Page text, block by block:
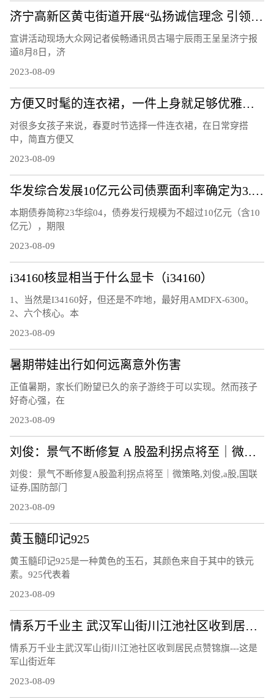
济宁高新区黄屯街道开展“弘扬诚信理念 引领文明风尚”主题宣讲活动
宣讲活动现场大众网记者侯畅通讯员古瑒宁辰雨王呈呈济宁报
道8月8日，济
2023-08-09
方便又时髦的连衣裙，一件上身就足够优雅，轻松穿出衣品
对很多女孩子来说，春夏时节选择一件连衣裙，在日常穿搭
中，简直方便又
2023-08-09
华发综合发展10亿元公司债票面利率确定为3.37%
本期债券简称23华综04，债券发行规模为不超过10亿元（含10
亿元），期限
2023-08-09
i34160核显相当于什么显卡（i34160）
1、当然是I34160好，但还是不咋地，最好用AMDFX-6300。
2、六个核心。本
2023-08-09
暑期带娃出行如何远离意外伤害
正值暑期，家长们盼望已久的亲子游终于可以实现。然而孩子
好奇心强，在
2023-08-09
刘俊：景气不断修复 A 股盈利拐点将至｜微策略
刘俊：景气不断修复A股盈利拐点将至｜微策略,刘俊,a股,国联
证券,国防部门
2023-08-09
黄玉髓印记925
黄玉髓印记925是一种黄色的玉石，其颜色来自于其中的铁元
素。925代表着
2023-08-09
情系万千业主 武汉军山街川江池社区收到居民点赞锦旗
情系万千业主武汉军山街川江池社区收到居民点赞锦旗---这是
军山街近年
2023-08-09